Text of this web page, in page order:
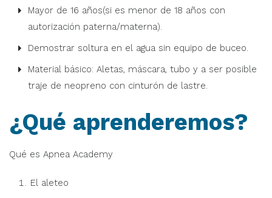
Mayor de 16 años(si es menor de 18 años con
autorización paterna/materna).
Demostrar soltura en el agua sin equipo de buceo.
Material básico: Aletas, máscara, tubo y a ser posible
traje de neopreno con cinturón de lastre.
¿Qué aprenderemos?
Qué es Apnea Academy
El aleteo